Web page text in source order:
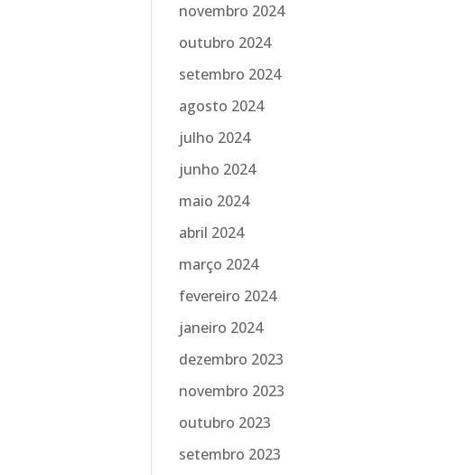
novembro 2024
outubro 2024
setembro 2024
agosto 2024
julho 2024
junho 2024
maio 2024
abril 2024
março 2024
fevereiro 2024
janeiro 2024
dezembro 2023
novembro 2023
outubro 2023
setembro 2023